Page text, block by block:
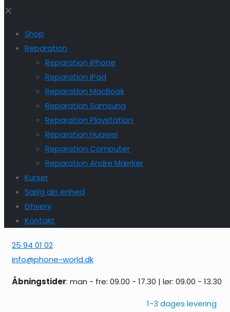
✕
Shop
Reparation
Reparation iPhone
Reparation iPad
Reparation MacBook
Reparation Samsung
Reparation Playstation
Reparation Huawei
Reparation Computer
Reparation Andre Mærker
Kurser
Sælg din enhed
Erhverv
Kontakt
25 94 01 02
info@phone-world.dk
Åbningstider: man - fre: 09.00 - 17.30 | lør: 09.00 - 13.30
1-3 dages levering